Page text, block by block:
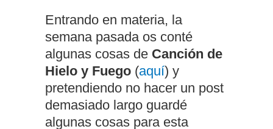
Entrando en materia, la
semana pasada os conté
algunas cosas de Canción de
Hielo y Fuego (aquí) y
pretendiendo no hacer un post
demasiado largo guardé
algunas cosas para esta